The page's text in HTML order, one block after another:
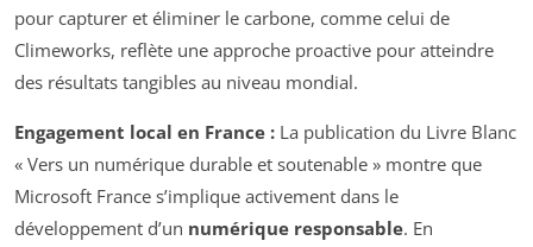
pour capturer et éliminer le carbone, comme celui de
Climeworks, reflète une approche proactive pour atteindre
des résultats tangibles au niveau mondial.
Engagement local en France : La publication du Livre Blanc
« Vers un numérique durable et soutenable » montre que
Microsoft France s’implique activement dans le
développement d’un numérique responsable. En